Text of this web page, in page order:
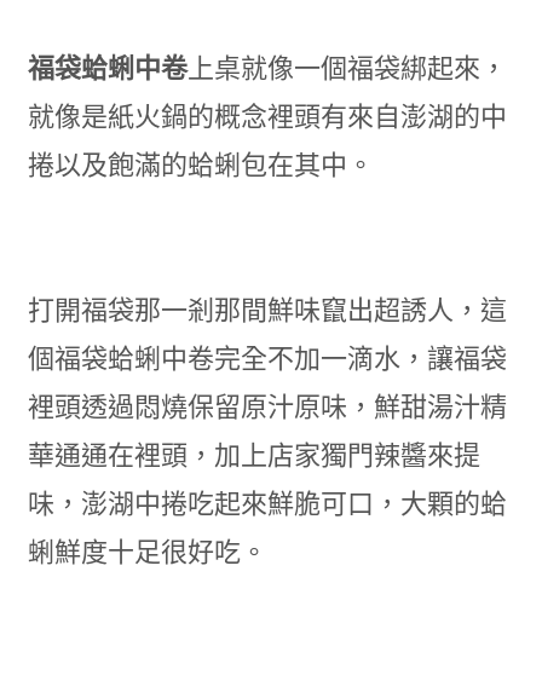
福袋蛤蜊中卷上桌就像一個福袋綁起來，
就像是紙火鍋的概念裡頭有來自澎湖的中
捲以及飽滿的蛤蜊包在其中。
打開福袋那一剎那間鮮味竄出超誘人，這
個福袋蛤蜊中卷完全不加一滴水，讓福袋
裡頭透過悶燒保留原汁原味，鮮甜湯汁精
華通通在裡頭，加上店家獨門辣醬來提
味，澎湖中捲吃起來鮮脆可口，大顆的蛤
蜊鮮度十足很好吃。